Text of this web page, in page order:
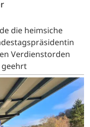
die heimsiche
Verdienstorden
geehrt